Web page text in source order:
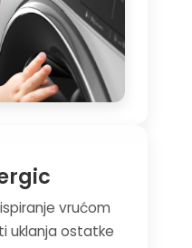
vrućom
uklanja ostatke